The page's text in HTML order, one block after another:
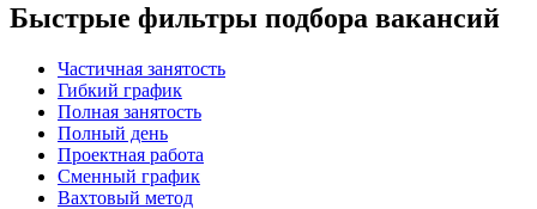
Быстрые фильтры подбора вакансий
Частичная занятость
Гибкий график
Полная занятость
Полный день
Проектная работа
Сменный график
Вахтовый метод